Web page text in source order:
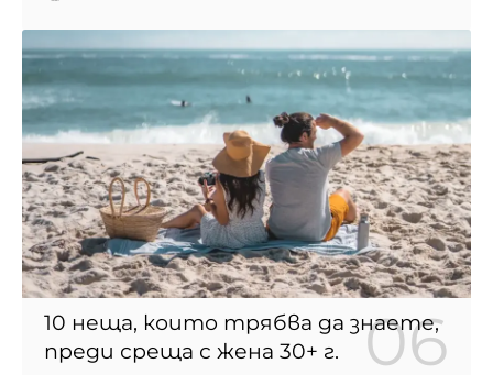
10 неща, които трябва да знаете,
преди среща с жена 30+ г.